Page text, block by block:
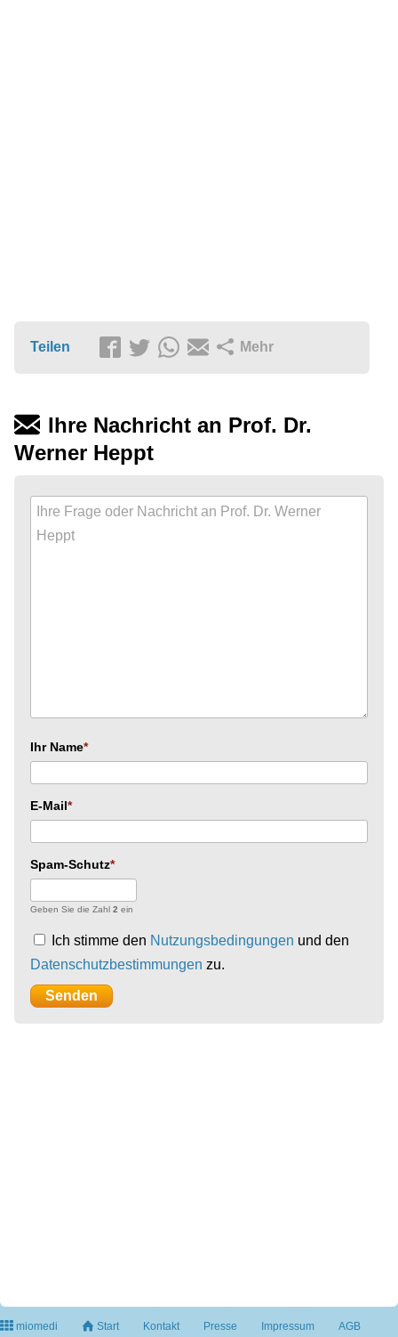
Teilen Mehr
Ihre Nachricht an Prof. Dr.
Werner Heppt
Ihr Name
E-Mail
Spam-Schutz
Geben Sie die Zahl 2 ein
Ich stimme den Nutzungsbedingungen und den
Datenschutzbestimmungen zu.
miomedi Start Kontakt Presse Impressum AGB